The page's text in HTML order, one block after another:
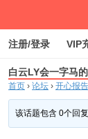
注册/登录 VIP
深圳桑拿情报站
白云LY会一字马
首页 › 论坛 › 开心报
该话题包含 0个回